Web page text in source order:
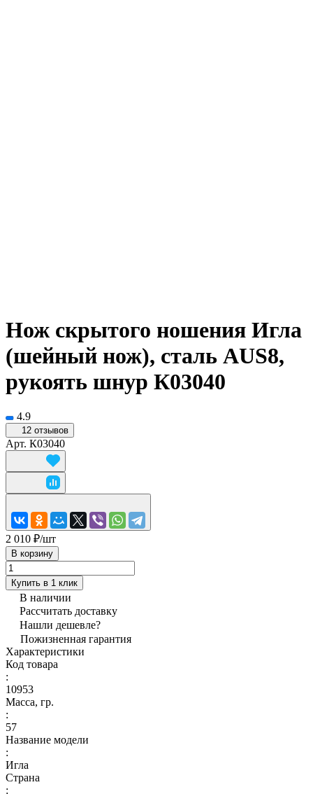
Нож скрытого ношения Игла
(шейный нож), сталь AUS8,
рукоять шнур К03040
4.9
12 отзывов
Арт. К03040
2 010 ₽/шт
В корзину
Купить в 1 клик
В наличии
Рассчитать доставку
Нашли дешевле?
Пожизненная гарантия
Характеристики
Код товара
:
10953
Масса, гр.
:
57
Название модели
:
Игла
Страна
: